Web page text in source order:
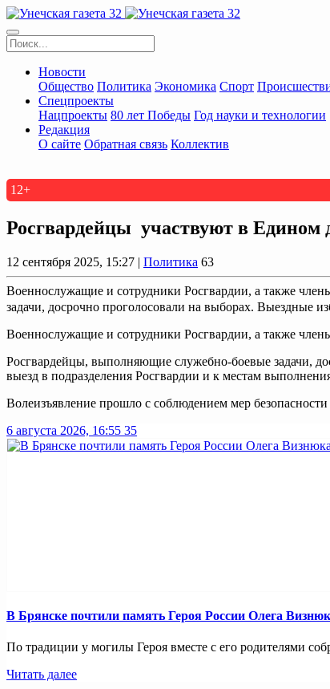
Новости
Общество Политика Экономика Спорт
Спецпроекты
Нацпроекты 80 лет Победы Год науки и технологии
Редакция
О сайте Обратная связь Коллектив
12+
Росгвардейцы участвуют в Едином
12 сентября 2025, 15:27 | Политика 63
Военнослужащие и сотрудники Росгвардии, а также
задачи, досрочно проголосовали на выборах. Выездные
Военнослужащие и сотрудники Росгвардии, а также
Росгвардейцы, выполняющие служебно-боевые задачи,
выезд в подразделения Росгвардии и к местам
Волеизъявление прошло с соблюдением мер
6 августа 2026, 16:55 35
В Брянске почтили память Героя России Олега
По традиции у могилы Героя вместе с его родителями
Читать далее